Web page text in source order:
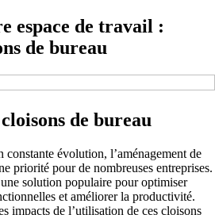
espace de travail :
de bureau
de bureau
évolution, l’aménagement de
priorité pour de nombreuses entreprises.
solution populaire pour optimiser
et améliorer la productivité.
impacts de l’utilisation de ces cloisons